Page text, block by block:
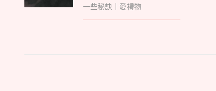
覽
一些秘訣｜愛禮物